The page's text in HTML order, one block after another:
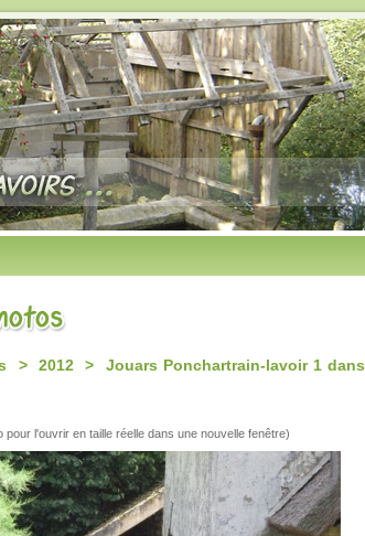
> 2012 > Jouars Ponchartrain-lavoir 1 dans
pour l'ouvrir en taille réelle dans une nouvelle fenêtre)